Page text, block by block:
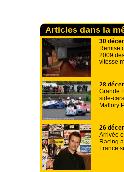
Articles dans la
30
Remise
2009
vitesse
28
Grande
side-
Mallory
26
Arrivée
Racing
France